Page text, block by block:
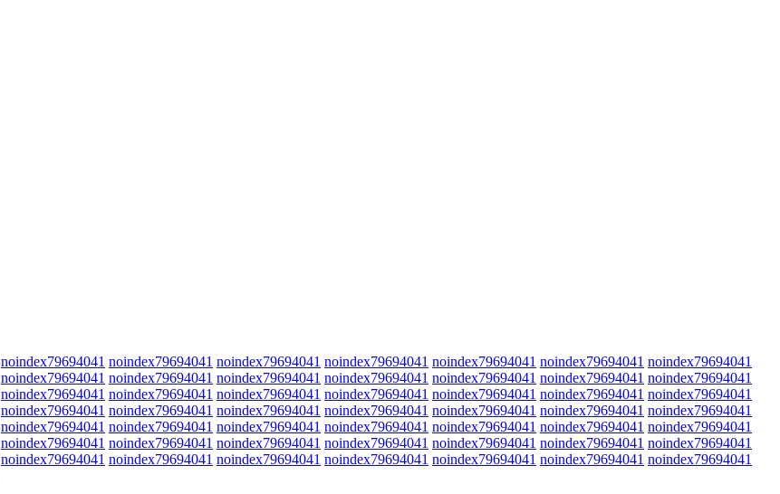
noindex79694041 noindex79694041 noindex79694041 noindex79694041 noindex79694041 noindex79694041 noindex79694041
noindex79694041 noindex79694041 noindex79694041 noindex79694041 noindex79694041 noindex79694041 noindex79694041
noindex79694041 noindex79694041 noindex79694041 noindex79694041 noindex79694041 noindex79694041 noindex79694041
noindex79694041 noindex79694041 noindex79694041 noindex79694041 noindex79694041 noindex79694041 noindex79694041
noindex79694041 noindex79694041 noindex79694041 noindex79694041 noindex79694041 noindex79694041 noindex79694041
noindex79694041 noindex79694041 noindex79694041 noindex79694041 noindex79694041 noindex79694041 noindex79694041
noindex79694041 noindex79694041 noindex79694041 noindex79694041 noindex79694041 noindex79694041 noindex79694041